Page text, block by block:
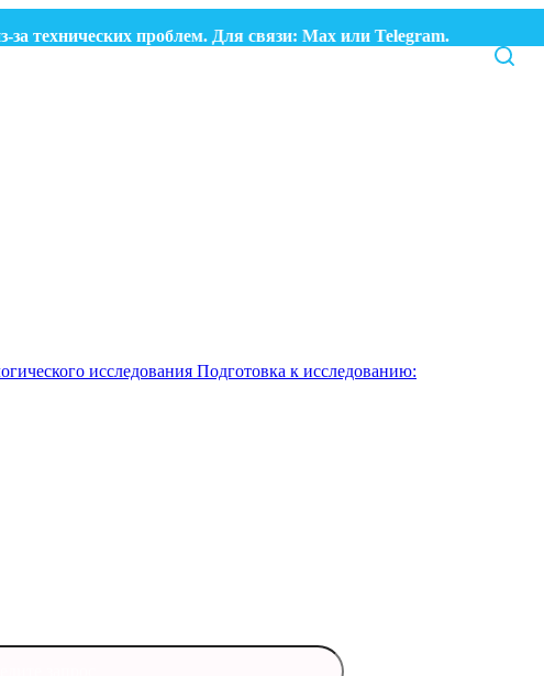
проблем. Для связи:MaxилиTelegram.
исследования Подготовка к исследованию: